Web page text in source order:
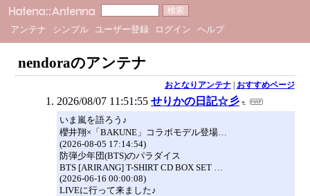
アンテナ シンプル ユーザー登録 ログイン ヘルプ
nendoraのアンテナ
おとなりアンテナ| おすすめページ
2026/08/07 11:51:55 せりかの日記☆彡
いま嵐を語ろう♪
櫻井翔×「BAKUNE」コラボモデル登場…
(2026-08-05 17:14:54)
防弾少年団(BTS)のパラダイス
BTS [ARIRANG] T-SHIRT CD BOX SET …
(2026-06-16 00:00:08)
LIVEに行って来ました♪